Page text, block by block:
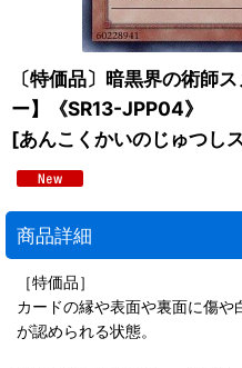
〔特価品〕暗黒界の術師
ー】《SR13-JPP04》
[あんこくかいのじゅつし
商品詳細
［特価品］
カードの縁や表面や裏面に傷
が認められる状態。